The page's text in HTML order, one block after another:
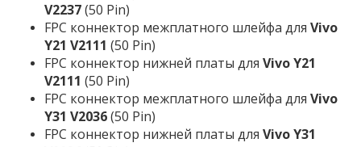
V2237(50 Pin)
FPC коннектор межплатного шлейфа для Vivo
Y21 V2111 (50 Pin)
FPC коннектор нижней платы для Vivo Y21
V2111 (50 Pin)
FPC коннектор межплатного шлейфа для Vivo
Y31 V2036(50 Pin)
FPC коннектор нижней платы для Vivo Y31